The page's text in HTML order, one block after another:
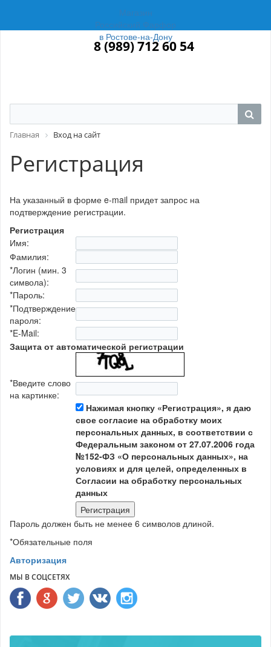
Магазин
Российский Фарфор
в Ростове-на-Дону
8 (989) 712 60 54
Главная Вход на сайт
Регистрация
На указанный в форме e-mail придет запрос на
подтверждение регистрации.
Регистрация
Имя:
Фамилия:
*Логин (мин. 3
символа):
*Пароль:
*Подтверждение
пароля:
*E-Mail:
Защита от автоматической регистрации
*Введите слово
на картинке:
Нажимая кнопку «Регистрация», я даю
свое согласие на обработку моих
персональных данных, в соответствии с
Федеральным законом от 27.07.2006 года
№152-ФЗ «О персональных данных», на
условиях и для целей, определенных в
Согласии на обработку персональных
данных
Пароль должен быть не менее 6 символов длиной.
*Обязательные поля
Авторизация
МЫ В СОЦСЕТЯХ